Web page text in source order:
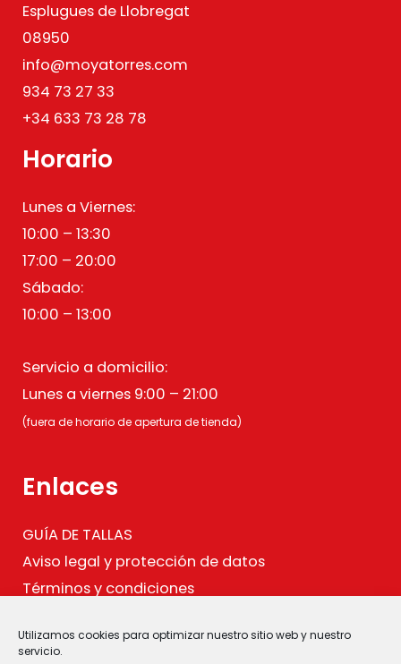
Utilizamos cookies para optimizar nuestro sitio web y nuestro
servicio.
Esplugues de Llobregat
08950
info@moyatorres.com
934 73 27 33
+34 633 73 28 78
Horario
Lunes a Viernes:
10:00 – 13:30
17:00 – 20:00
Sábado:
10:00 – 13:00
Servicio a domicilio:
Lunes a viernes 9:00 – 21:00
(fuera de horario de apertura de tienda)
Enlaces
GUÍA DE TALLAS
Aviso legal y protección de datos
Términos y condiciones
.